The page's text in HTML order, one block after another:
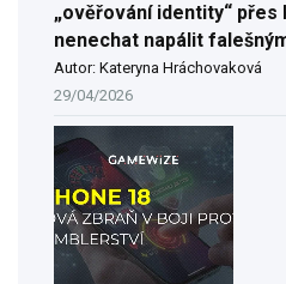
„ověřování identity“ přes
nenechat napálit
Autor: Kateryna Hráchovaková
29/04/2026